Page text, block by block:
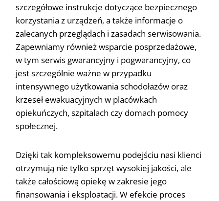
szczegółowe instrukcje dotyczące bezpiecznego
korzystania z urządzeń, a także informacje o
zalecanych przeglądach i zasadach serwisowania.
Zapewniamy również wsparcie posprzedażowe,
w tym serwis gwarancyjny i pogwarancyjny, co
jest szczególnie ważne w przypadku
intensywnego użytkowania schodołazów oraz
krzeseł ewakuacyjnych w placówkach
opiekuńczych, szpitalach czy domach pomocy
społecznej.
Dzięki tak kompleksowemu podejściu nasi klienci
otrzymują nie tylko sprzęt wysokiej jakości, ale
także całościową opiekę w zakresie jego
finansowania i eksploatacji. W efekcie proces